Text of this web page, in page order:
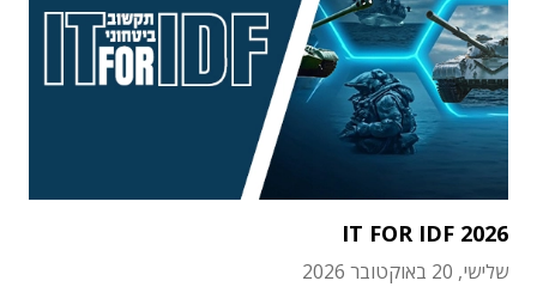
IT FOR IDF 2026
שלישי, 20 באוקטובר 2026